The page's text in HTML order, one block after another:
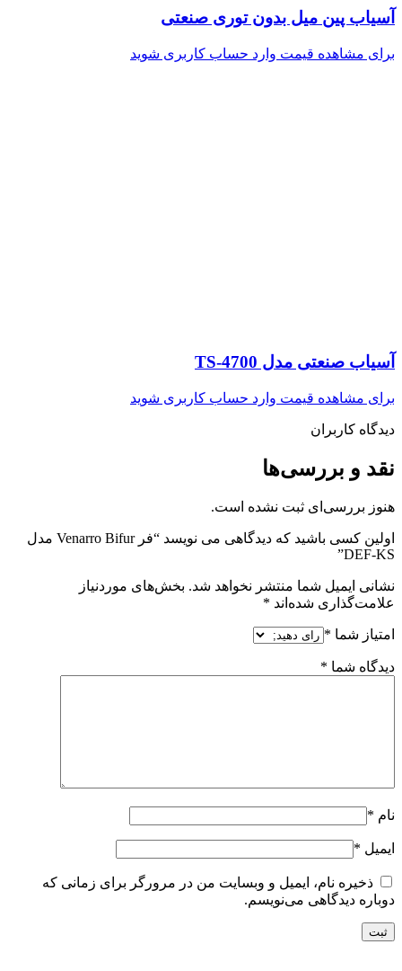
آسیاب پین میل بدون توری صنعتی
برای مشاهده قیمت وارد حساب کاربری شوید
آسیاب صنعتی مدل TS-4700
برای مشاهده قیمت وارد حساب کاربری شوید
دیدگاه کاربران
نقد و بررسی‌ها
هنوز بررسی‌ای ثبت نشده است.
اولین کسی باشید که دیدگاهی می نویسد “فر Venarro Bifur مدل
DEF-KS”
نشانی ایمیل شما منتشر نخواهد شد. بخش‌های موردنیاز
علامت‌گذاری شده‌اند *
امتیاز شما *
دیدگاه شما *
نام *
ایمیل *
ذخیره نام، ایمیل و وبسایت من در مرورگر برای زمانی که
دوباره دیدگاهی می‌نویسم.